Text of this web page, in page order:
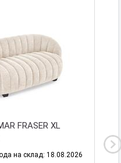
Диван Halmar MILANO
Castel 15 (бежевый/
Дата прихода на склад: